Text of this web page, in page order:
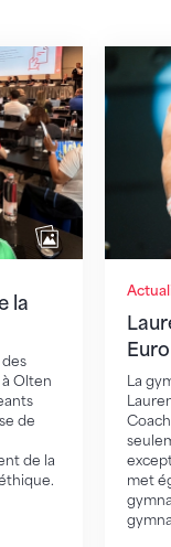
la
Olten
de
de la
La
met